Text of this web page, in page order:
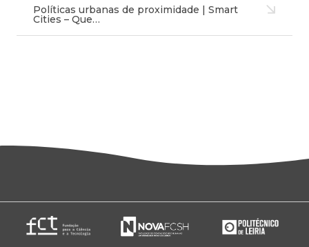
Políticas urbanas de proximidade | Smart
Cities – Que…